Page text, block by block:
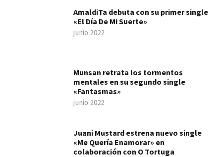
AmaldiTa debuta con su primer single
«El Día De Mi Suerte»
junio 2022
Munsan retrata los tormentos
mentales en su segundo single
«Fantasmas»
junio 2022
Juani Mustard estrena nuevo single
«Me Quería Enamorar» en
colaboración con O Tortuga